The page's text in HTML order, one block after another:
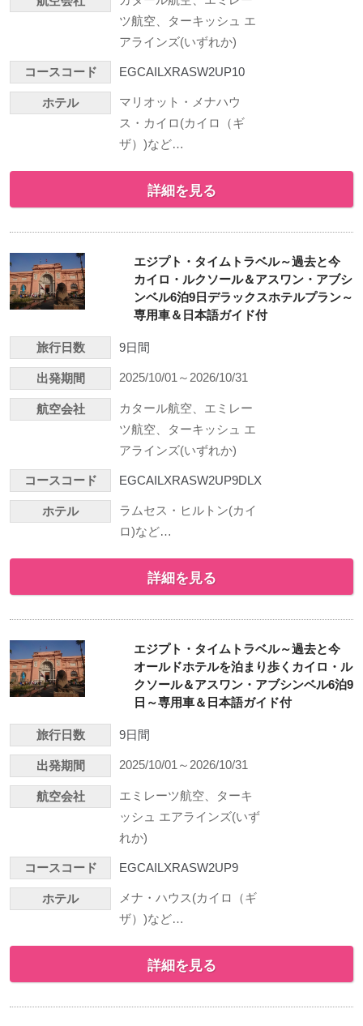
ツ航空、ターキッシュ エ
アラインズ(いずれか)
コースコード EGCAILXRASW2UP10
ホテル
マリオット・メナハウ
ス・カイロ(カイロ（ギ
ザ）)など…
詳細を見る
エジプト・タイムトラベル～過去と今
カイロ・ルクソール＆アスワン・アブシ
ンベル6泊9日デラックスホテルプラン～
専用車＆日本語ガイド付
旅行日数 9日間
出発期間 2025/10/01～2026/10/31
航空会社
カタール航空、エミレー
ツ航空、ターキッシュ エ
アラインズ(いずれか)
コースコード EGCAILXRASW2UP9DLX
ホテル
ラムセス・ヒルトン(カイ
ロ)など…
詳細を見る
エジプト・タイムトラベル～過去と今
オールドホテルを泊まり歩くカイロ・ル
クソール＆アスワン・アブシンベル6泊9
日～専用車＆日本語ガイド付
旅行日数 9日間
出発期間 2025/10/01～2026/10/31
航空会社
エミレーツ航空、ターキ
ッシュ エアラインズ(いず
れか)
コースコード EGCAILXRASW2UP9
ホテル
メナ・ハウス(カイロ（ギ
ザ）)など…
詳細を見る